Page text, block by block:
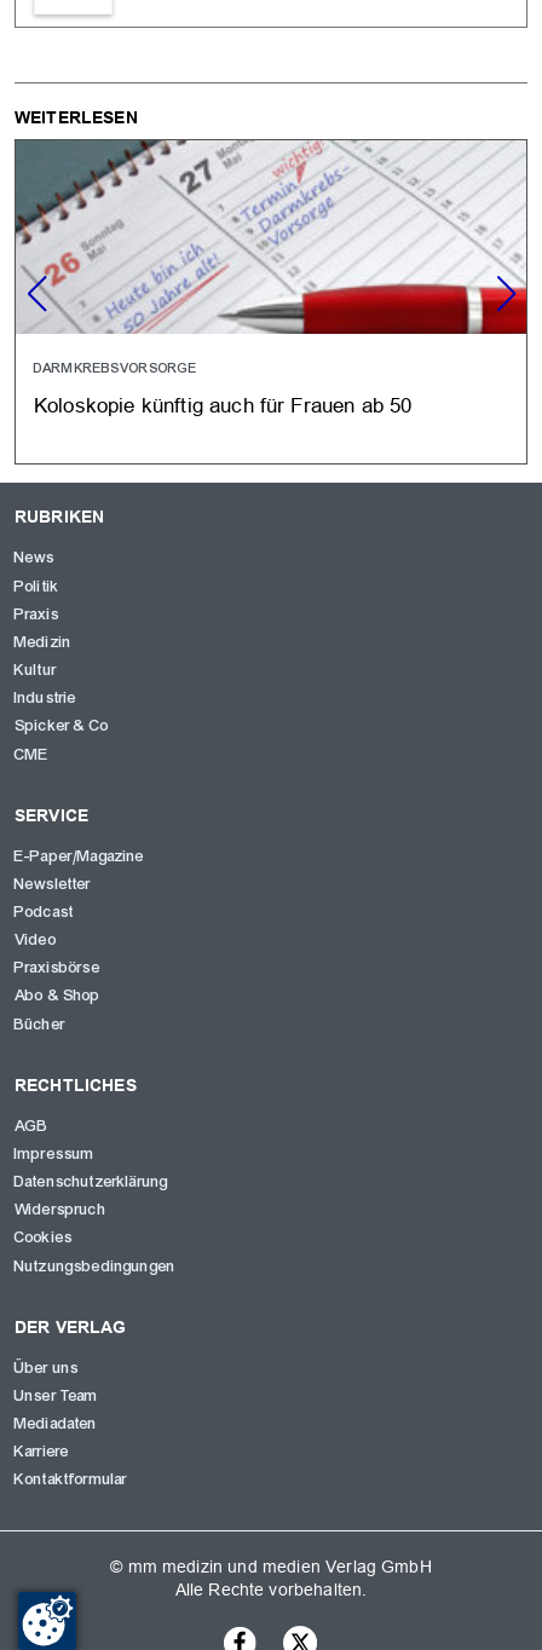
WEITERLESEN
DARMKREBSVORSORGE
Koloskopie künftig auch für Frauen ab 50
RUBRIKEN
News
Politik
Praxis
Medizin
Kultur
Industrie
Spicker & Co
CME
SERVICE
E-Paper/Magazine
Newsletter
Podcast
Video
Praxisbörse
Abo & Shop
Bücher
RECHTLICHES
AGB
Impressum
Datenschutzerklärung
Widerspruch
Cookies
Nutzungsbedingungen
DER VERLAG
Über uns
Unser Team
Mediadaten
Karriere
Kontaktformular
© mm medizin und medien Verlag GmbH
Alle Rechte vorbehalten.